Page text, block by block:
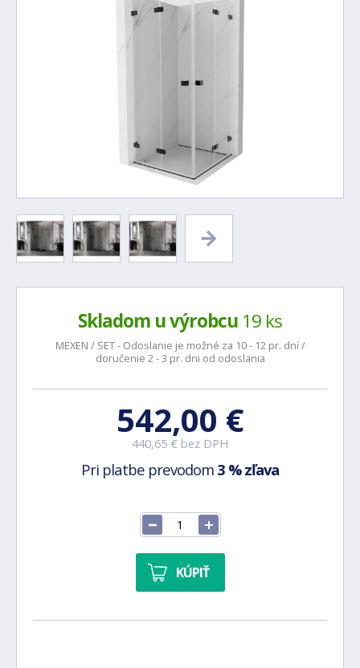
Skladom u výrobcu 19 ks
MEXEN / SET - Odoslanie je možné za 10 - 12 pr. dní /
doručenie 2 - 3 pr. dni od odoslania
542,00 €
440,65 € bez DPH
Pri platbe prevodom 3 % zľava
KÚPIŤ